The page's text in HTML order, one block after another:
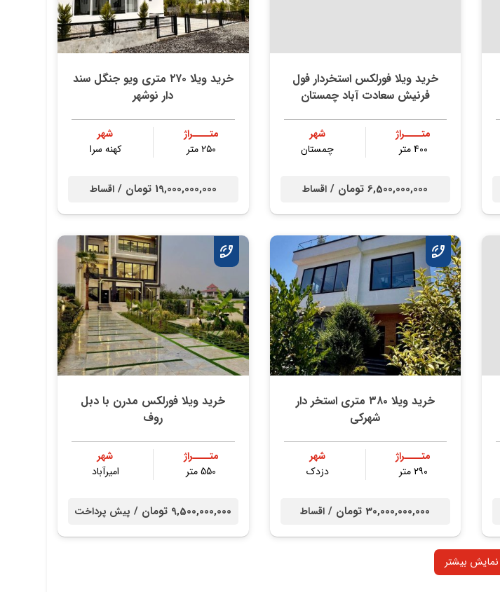
خرید ویلا فورلکس استخردار فول
فرنیش سعادت آباد چمستان
متــــراژ
400 متر
شهر
چمستان
6,500,000,000 تومان / اقساط
خرید ویلا ۲۷۰ متری ویو جنگل سند
دار نوشهر
متــــراژ
۲۵۰ متر
شهر
کهنه سرا
19,000,000,000 تومان / اقساط
خرید ویلا ۳۸۰ متری استخر دار
شهرکی
متــــراژ
۲۹۰ متر
شهر
دزدک
30,000,000,000 تومان / اقساط
خرید ویلا فورلکس مدرن با دبل
روف
متــــراژ
550 متر
شهر
امیرآباد
9,500,000,000 تومان / پیش پرداخت
نمایش بیشتر